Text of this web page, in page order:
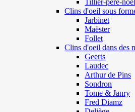
Clins d'oeil sous
Jarbinet
Maëster
Follet
Clins d'oeil dans des
Geerts
Laudec
Arthur de Pins
Sondron
Tome & Janry
Fred Diamz